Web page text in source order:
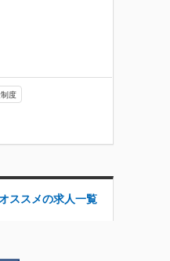
度
ススメの求人一覧